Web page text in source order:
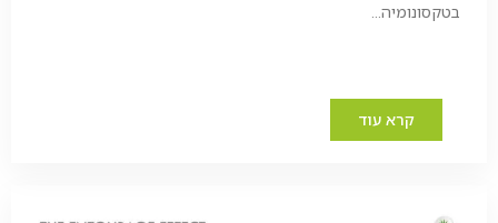
בטקסונומיה...
קרא עוד